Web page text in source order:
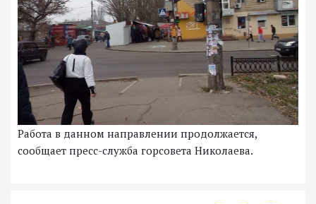
Работа в данном направлении продолжается,
сообщает пресс-служба горсовета Николаева.